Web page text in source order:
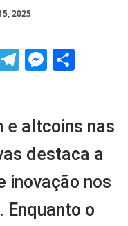
2025
Telegram
e altcoins nas
destaca a
inovação nos
o